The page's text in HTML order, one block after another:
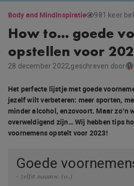
Body and MindInspiratie 981 keer
How to… goede
opstellen voor
28 december 2022,geschreven door
Het perfecte lijstje met goede
jezelf wilt verbeteren: meer sporten,
minder alcohol, enzovoort. Maar zo’n
overweldigend zijn… Wij hebben tips
voornemens opstelt voor 2023!
Goede
zelfst.naamw. (o.)